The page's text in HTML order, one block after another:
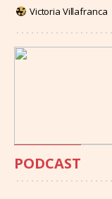
Victoria Villafranca
PODCAST